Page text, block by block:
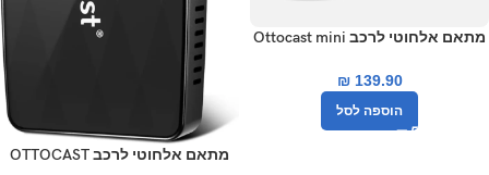
מתאם אלחוטי לרכב Ottocast mini
₪139.90
הוספה לסל
מתאם אלחוטי לרכב OTTOCAST